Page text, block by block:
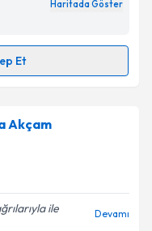
ilişkin
Aydınlatma
belirtilen
ediyorum.
Haritada Göster
Et
takvimi talebi
almanız için bir
ile bilgilendireceğiz.
Akçam
ile
Devamı